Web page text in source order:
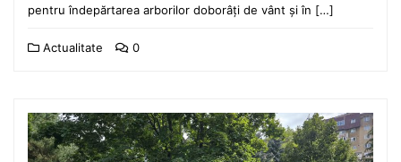
pentru îndepărtarea arborilor doborâți de vânt și în […]
Actualitate 0